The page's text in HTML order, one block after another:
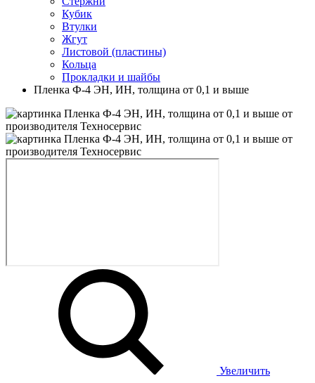
Кубик
Втулки
Жгут
Листовой (пластины)
Кольца
Прокладки и шайбы
Пленка Ф-4 ЭН, ИН, толщина от 0,1 и выше
Увеличить